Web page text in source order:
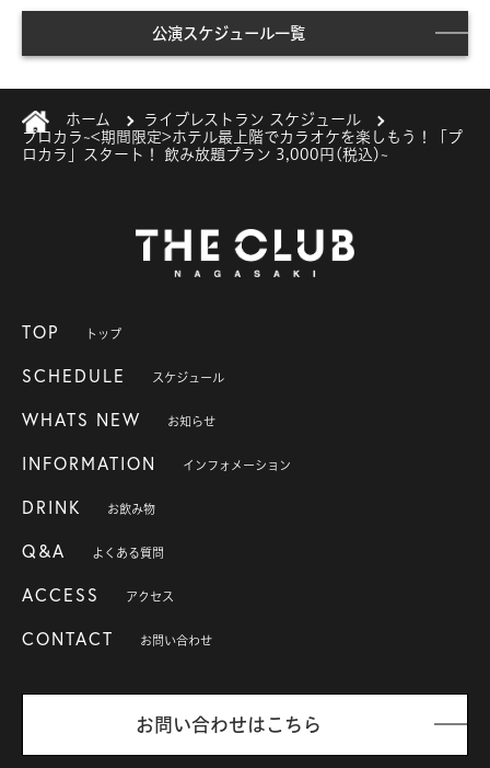
公演スケジュール一覧
ホーム
ライブレストラン スケジュール
プロカラ~<期間限定>ホテル最上階でカラオケを楽しもう！「プ
ロカラ」スタート！ 飲み放題プラン 3,000円(税込)~
TOP トップ
SCHEDULE スケジュール
WHATS NEW お知らせ
INFORMATION インフォメーション
DRINK お飲み物
Q&A よくある質問
ACCESS アクセス
CONTACT お問い合わせ
お問い合わせはこちら